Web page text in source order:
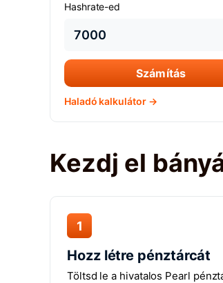
Hashrate-ed
Számítás
Haladó kalkulátor →
Kezdj el
1
Hozz létre pénztárcát
Töltsd le a hivatalos Pearl